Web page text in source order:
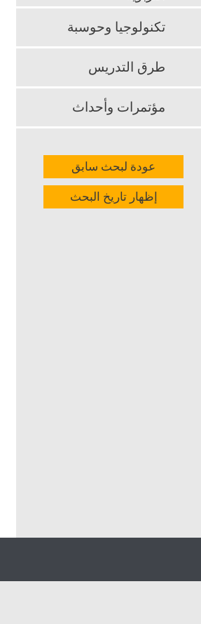
تكنولوجيا وحوسبة
طرق التدريس
مؤتمرات وأحداث
عودة لبحث سابق
إظهار تاريخ البحث